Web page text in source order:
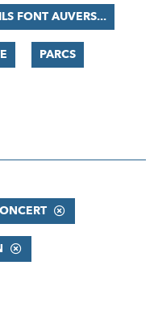
ILS FONT AUVERS...
PARCS